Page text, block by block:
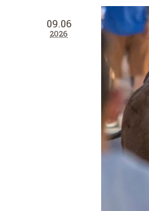
09.06
2026